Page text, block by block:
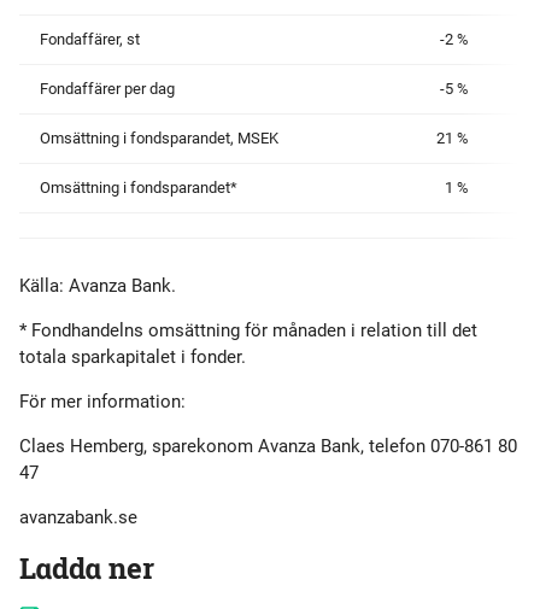
Fondaffärer, st -2 %
Fondaffärer per dag -5 %
Omsättning i fondsparandet, MSEK 21 %
Omsättning i fondsparandet* 1 %
Källa: Avanza Bank.
* Fondhandelns omsättning för månaden i relation till det
totala sparkapitalet i fonder.
För mer information:
Claes Hemberg, sparekonom Avanza Bank, telefon 070-861 80
47
avanzabank.se
Ladda ner